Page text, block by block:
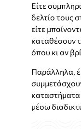
Είτε
δελτίο τους
είτε
καταθέσουν
όπου κι αν
Παράλληλα,
μέσω